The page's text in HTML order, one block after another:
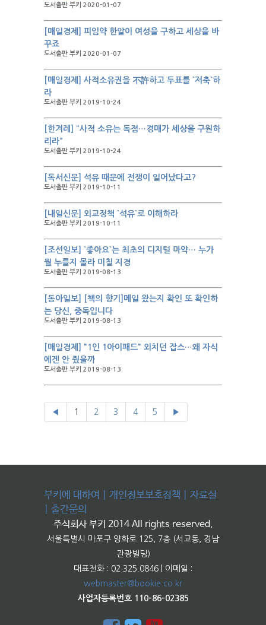
도서출판 부키 2020-01-07
[매일경제] 피임약 한알이 여성을 구하고 세상을 바
꾸죠
도서출판 부키 2020-01-07
[매일경제] 사적소유권을 不許하고 투표를 `저축`하
라
도서출판 부키 2019-10-24
[한겨레] “사적 소유는 독점…경매가 세상을 구원하
리라”
도서출판 부키 2019-10-24
[독서신문] 석유 때문에 전쟁이 일어났다고?
도서출판 부키 2019-10-11
[내일신문] 외교정책 `석유`로 이해하라
도서출판 부키 2019-10-11
[조선일보] `좋아요`는 최초의 디지털 마약… 누가
뭘 누를지 몰라 미칠 지경
도서출판 부키 2019-08-13
[동아일보] [책의 향기]메일 왔는지 확인 또 확인하
는 당신, 중독입니다
도서출판 부키 2019-08-13
[매일경제] "1인 1아이패드" 외치던 잡스…왜 자식
에겐 안 줬을까
도서출판 부키 2019-08-13
◀ 1 2 3 4 5 ▶
부키에 대하여 개인정보보호정책
자료실
출간문의
주식회사 부키 2014 All rights reserved.
서울특별시 마포구 양화로 125, 7층 (서교동, 경남
관광빌딩)
대표전화 : 02.325.0846 | 이메일 :
webmaster@bookie.co.kr
사업자등록번호 110-86-02385